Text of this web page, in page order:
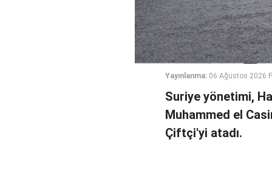
Yayınlanma: 06 Ağustos 2026
Suriye yönetimi,
Muhammed el
Çiftçi'yi atadı.